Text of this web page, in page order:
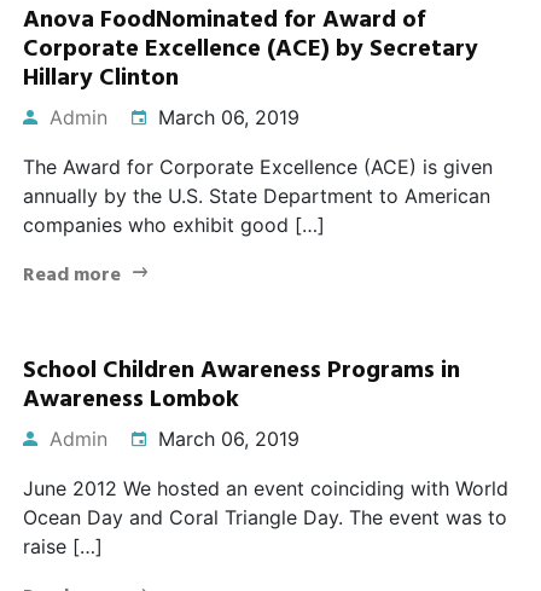
Anova FoodNominated for Award of
Corporate Excellence (ACE) by Secretary
Hillary Clinton
Admin March 06, 2019
The Award for Corporate Excellence (ACE) is given
annually by the U.S. State Department to American
companies who exhibit good […]
Read more
School Children Awareness Programs in
Awareness Lombok
Admin March 06, 2019
June 2012 We hosted an event coinciding with World
Ocean Day and Coral Triangle Day. The event was to
raise […]